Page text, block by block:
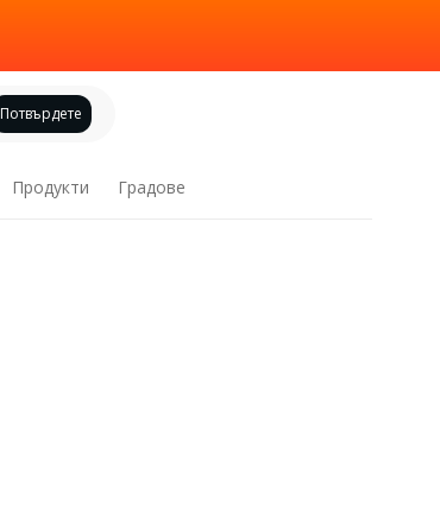
Потвърдете
Продукти Градове